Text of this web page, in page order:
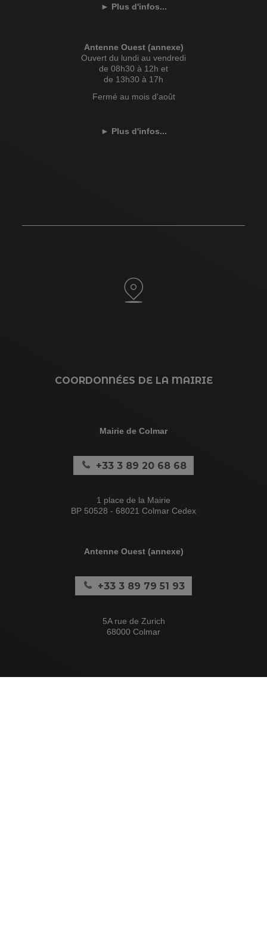
► Plus d'infos...
Antenne Ouest (annexe)
Ouvert du lundi au vendredi
de 08h30 à 12h et
de 13h30 à 17h
Fermé au mois d'août
► Plus d'infos...
COORDONNÉES DE LA MAIRIE
Mairie de Colmar
+33 3 89 20 68 68
1 place de la Mairie
BP 50528 - 68021 Colmar Cedex
Antenne Ouest (annexe)
+33 3 89 79 51 93
5A rue de Zurich
68000 Colmar